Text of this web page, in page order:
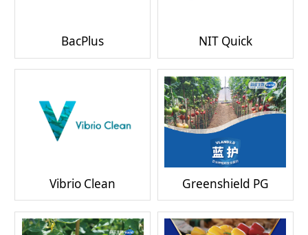
BacPlus NIT Quick
Vibrio Clean Greenshield PG